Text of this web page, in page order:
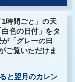
時間ごと」の天
色の日付」をタ
「グレーの日
ご覧いただけま
と翌月のカレン